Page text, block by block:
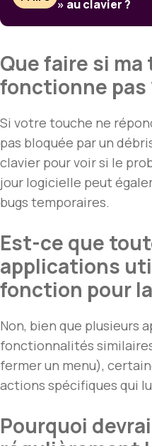
» au clavier ?
Que faire si ma
fonctionne pas
Si votre touche ne
pas bloquée par un
clavier pour voir si le
jour logicielle peut
bugs temporaires.
Est-ce que
applications
fonction pour
Non, bien que plusieurs
fonctionnalités
fermer un menu),
actions spécifiques qui
Pourquoi